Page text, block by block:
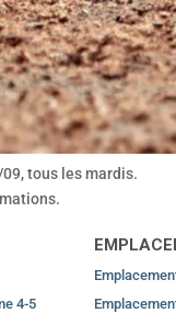
tous les mardis.
4-5